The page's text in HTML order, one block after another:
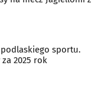
sportu.
2025 rok